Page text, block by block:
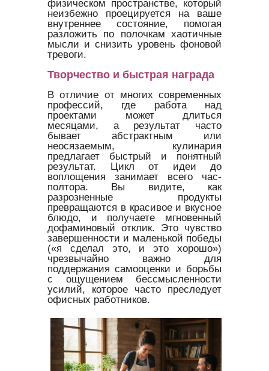
физическом пространстве, который
неизбежно проецируется на ваше
внутреннее состояние, помогая
разложить по полочкам хаотичные
мысли и снизить уровень фоновой
тревоги.
Творчество и быстрая награда
В отличие от многих современных
профессий, где работа над
проектами может длиться
месяцами, а результат часто
бывает абстрактным или
неосязаемым, кулинария
предлагает быстрый и понятный
результат. Цикл от идеи до
воплощения занимает всего час-
полтора. Вы видите, как
разрозненные продукты
превращаются в красивое и вкусное
блюдо, и получаете мгновенный
дофаминовый отклик. Это чувство
завершенности и маленькой победы
(«я сделал это, и это хорошо»)
чрезвычайно важно для
поддержания самооценки и борьбы
с ощущением бессмысленности
усилий, которое часто преследует
офисных работников.